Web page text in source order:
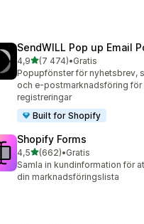
SendWILL Pop up Email
4,9av 5 stjärnor
(7 474)
7474 recensioner totalt
•Gratis
Popupfönster för nyhetsbrev,
och e-postmarknadsföring för
registreringar
Built for Shopify
Shopify Forms
4,5av 5 stjärnor
(662)
662 recensioner totalt
•Gratis
Samla in kundinformation för
din marknadsföringslista